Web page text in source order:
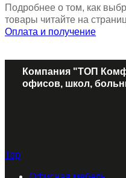
Подробнее о том, как
товары читайте на
Оплата и получение
Компания "ТОП
офисов, школ,
Top